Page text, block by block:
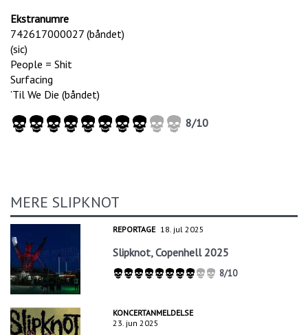
Ekstranumre
742617000027 (båndet)
(sic)
People = Shit
Surfacing
’Til We Die (båndet)
8/10
MERE SLIPKNOT
REPORTAGE 18. jul 2025
Slipknot, Copenhell 2025
8/10
KONCERTANMELDELSE
23. jun 2025